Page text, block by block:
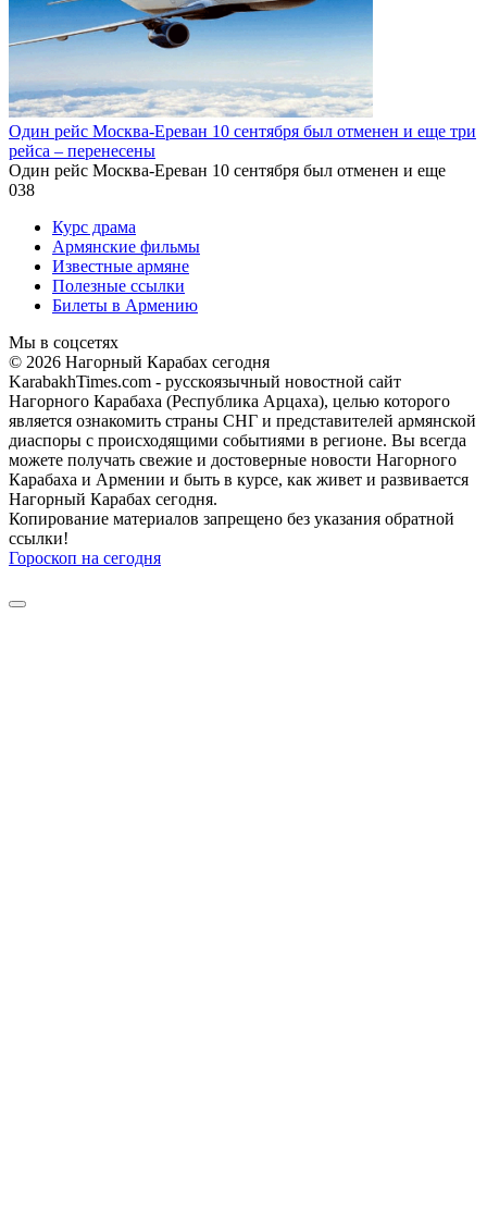
Один рейс Москва-Ереван 10 сентября был отменен и еще три
рейса – перенесены
Один рейс Москва-Ереван 10 сентября был отменен и еще
038
Курс драма
Армянские фильмы
Известные армяне
Полезные ссылки
Билеты в Армению
Мы в соцсетях
© 2026 Нагорный Карабах сегодня
KarabakhTimes.com - русскоязычный новостной сайт
Нагорного Карабаха (Республика Арцаха), целью которого
является ознакомить страны СНГ и представителей армянской
диаспоры с происходящими событиями в регионе. Вы всегда
можете получать свежие и достоверные новости Нагорного
Карабаха и Армении и быть в курсе, как живет и развивается
Нагорный Карабах сегодня.
Копирование материалов запрещено без указания обратной
ссылки!
Гороскоп на сегодня